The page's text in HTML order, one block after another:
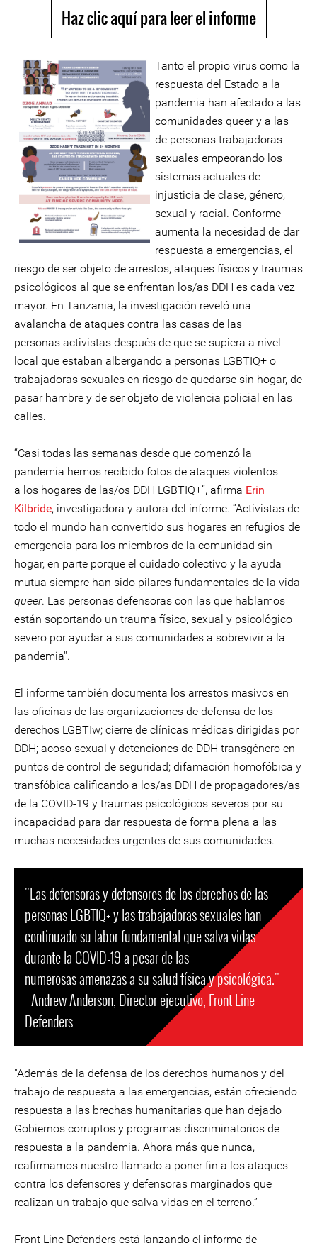
Haz clic aquí para leer el informe
Tanto el propio virus como la
respuesta del Estado a la
pandemia han afectado a las
comunidades queer y a las
de personas trabajadoras
sexuales empeorando los
sistemas actuales de
injusticia de clase, género,
sexual y racial. Conforme
aumenta la necesidad de dar
respuesta a emergencias, el
riesgo de ser objeto de arrestos, ataques físicos y traumas
psicológicos al que se enfrentan los/as DDH es cada vez
mayor. En Tanzania, la investigación reveló una
avalancha de ataques contra las casas de las
personas activistas después de que se supiera a nivel
local que estaban albergando a personas LGBTIQ+ o
trabajadoras sexuales en riesgo de quedarse sin hogar, de
pasar hambre y de ser objeto de violencia policial en las
calles.
“Casi todas las semanas desde que comenzó la
pandemia hemos recibido fotos de ataques violentos
a los hogares de las/os DDH LGBTIQ+”, afirma Erin
Kilbride, investigadora y autora del informe. “Activistas de
todo el mundo han convertido sus hogares en refugios de
emergencia para los miembros de la comunidad sin
hogar, en parte porque el cuidado colectivo y la ayuda
mutua siempre han sido pilares fundamentales de la vida
queer. Las personas defensoras con las que hablamos
están soportando un trauma físico, sexual y psicológico
severo por ayudar a sus comunidades a sobrevivir a la
pandemia".
El informe también documenta los arrestos masivos en
las oficinas de las organizaciones de defensa de los
derechos LGBTIw; cierre de clínicas médicas dirigidas por
DDH; acoso sexual y detenciones de DDH transgénero en
puntos de control de seguridad; difamación homofóbica y
transfóbica calificando a los/as DDH de propagadores/as
de la COVID-19 y traumas psicológicos severos por su
incapacidad para dar respuesta de forma plena a las
muchas necesidades urgentes de sus comunidades.
"Las defensoras y defensores de los derechos de las
personas LGBTIQ+ y las trabajadoras sexuales han
continuado su labor fundamental que salva vidas
durante la COVID-19 a pesar de las
numerosas amenazas a su salud física y psicológica."
- Andrew Anderson, Director ejecutivo, Front Line
Defenders
"Además de la defensa de los derechos humanos y del
trabajo de respuesta a las emergencias, están ofreciendo
respuesta a las brechas humanitarias que han dejado
Gobiernos corruptos y programas discriminatorios de
respuesta a la pandemia. Ahora más que nunca,
reafirmamos nuestro llamado a poner fin a los ataques
contra los defensores y defensoras marginados que
realizan un trabajo que salva vidas en el terreno.”
Front Line Defenders está lanzando el informe de